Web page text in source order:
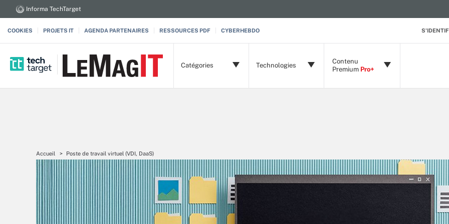
Informa TechTarget
COOKIES PROJETS IT AGENDA PARTENAIRES RESSOURCES PDF CYBERHEBDO
Catégories Technologies
Contenu
Premium Pro+
Accueil Poste de travail virtuel (VDI, DaaS)